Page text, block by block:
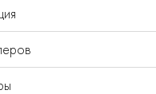
предназначен
в размер (всех видов
облицовочной,
230
Вт